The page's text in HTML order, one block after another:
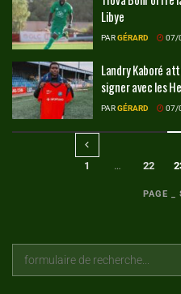
Libye
PARGÉRARD 07/
Landry Kaboré
signer avec les
PARGÉRARD 07/
PAGE _
1 … 22